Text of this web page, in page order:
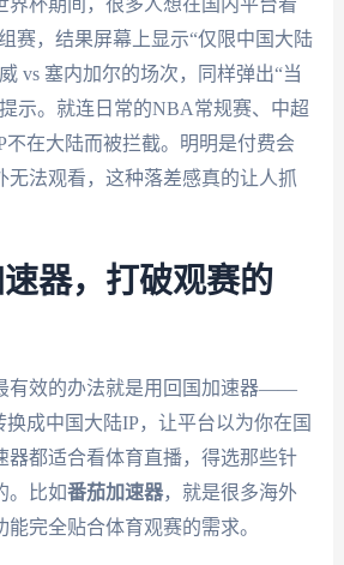
赛，结果屏幕上显示“仅限中国大陆
vs 塞内加尔的场次，同样弹出“当
示。就连日常的NBA常规赛、中超
不在大陆而被拦截。明明是付费会
无法观看，这种落差感真的让人抓
器，打破观赛的
有效的办法就是用回国加速器——
成中国大陆IP，让平台以为你在国
器都适合看体育直播，得选那些针
。比如番茄加速器，就是很多海外
完全贴合体育观赛的需求。